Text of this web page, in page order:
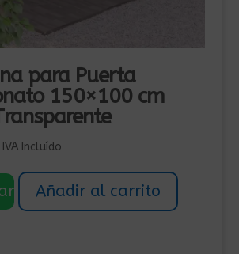
para Puerta
150×100 cm
actual
es:
IVA Incluído
Añadir al carrito